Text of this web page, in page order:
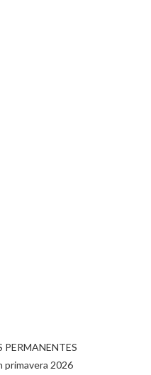
PERMANENTES
primavera 2026